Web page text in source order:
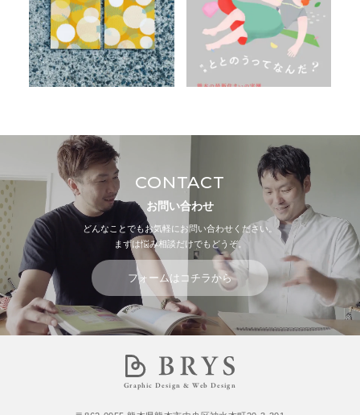
CONTACT
お問い合わせ
どんなことでもお気軽にお問い合わせください。
まずは悩み相談だけでもどうぞ。
フォームはコチラから
Graphic Design & Web Design